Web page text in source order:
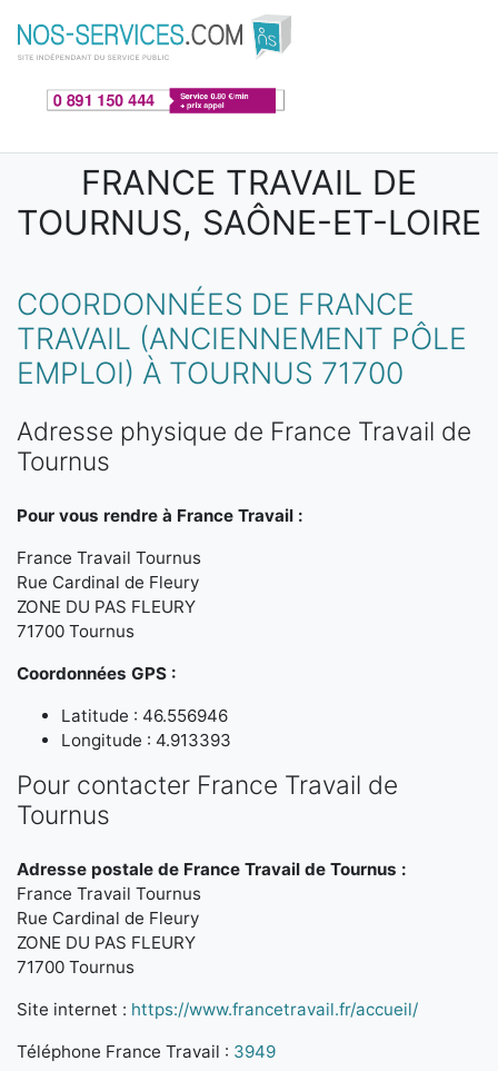
Aller au contenu principal
FRANCE TRAVAIL DE
TOURNUS, SAÔNE-ET-LOIRE
COORDONNÉES DE FRANCE
TRAVAIL (ANCIENNEMENT PÔLE
EMPLOI) À TOURNUS 71700
Adresse physique de France Travail de
Tournus
Pour vous rendre à France Travail :
France Travail Tournus
Rue Cardinal de Fleury
ZONE DU PAS FLEURY
71700 Tournus
Coordonnées GPS :
Latitude : 46.556946
Longitude : 4.913393
Pour contacter France Travail de
Tournus
Adresse postale de France Travail de Tournus :
France Travail Tournus
Rue Cardinal de Fleury
ZONE DU PAS FLEURY
71700 Tournus
Site internet : https://www.francetravail.fr/accueil/
Téléphone France Travail : 3949